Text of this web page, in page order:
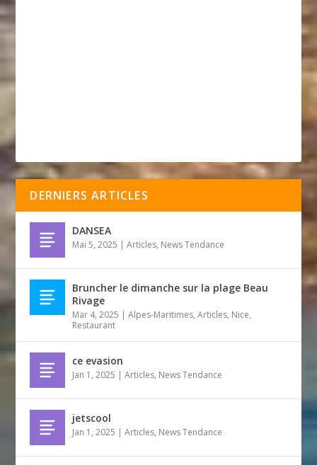
DERNIERS ARTICLES
DANSEA
Mai 5, 2025 |Articles, News Tendance
Bruncher le dimanche sur la plage Beau
Rivage
Mar 4, 2025 |Alpes-Maritimes,Articles, Nice,
Restaurant
ce evasion
Jan 1, 2025 |Articles, News Tendance
jetscool
Jan 1, 2025 |Articles, News Tendance